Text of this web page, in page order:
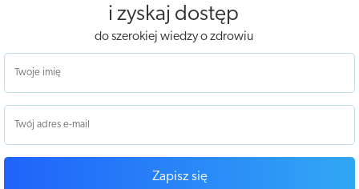
i zyskaj dostęp
do szerokiej wiedzy o zdrowiu
Zapisz się